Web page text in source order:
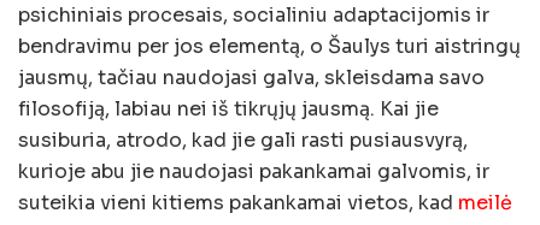
psichiniais procesais, socialiniu adaptacijomis ir
bendravimu per jos elementą, o Šaulys turi aistringų
jausmų, tačiau naudojasi galva, skleisdama savo
filosofiją, labiau nei iš tikrųjų jausmą. Kai jie
susiburia, atrodo, kad jie gali rasti pusiausvyrą,
kurioje abu jie naudojasi pakankamai galvomis, ir
suteikia vieni kitiems pakankamai vietos, kad meilė